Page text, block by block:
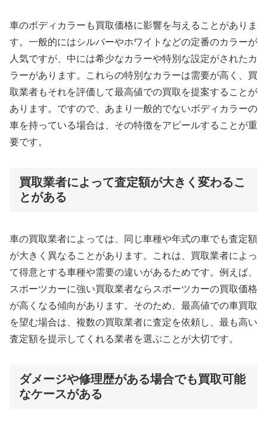
車のボディカラーも買取価格に影響を与えることがありま
す。一般的にはシルバーやホワイトなどの定番のカラーが
人気ですが、中には希少なカラーや特別な設定がされたカ
ラーがあります。これらの特別なカラーは需要が高く、買
取業者もそれを評価して最高値での買取を提案することが
あります。ですので、あまり一般的でないボディカラーの
車を持っている場合は、その特徴をアピールすることが重
要です。
買取業者によって査定額が大きく変わるこ
とがある
車の買取業者によっては、同じ車種や年式の車でも査定額
が大きく異なることがあります。これは、買取業者によっ
て得意とする車種や需要の違いがあるためです。例えば、
スポーツカーに強い買取業者ならスポーツカーの買取価格
が高くなる傾向があります。そのため、最高値での車買取
を望む場合は、複数の買取業者に査定を依頼し、最も高い
査定額を提示してくれる業者を選ぶことが大切です。
ダメージや修理歴がある場合でも買取可能
なケースがある